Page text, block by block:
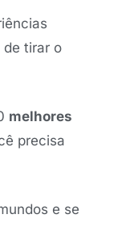
de tirar o
melhores
precisa
e se